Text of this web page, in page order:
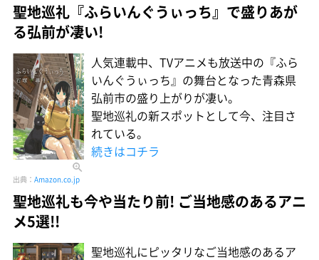
聖地巡礼『ふらいんぐうぃっち』で盛りあが
る弘前が凄い!
出典： Amazon.co.jp
人気連載中、TVアニメも放送中の『ふら
いんぐうぃっち』の舞台となった青森県
弘前市の盛り上がりが凄い。
聖地巡礼の新スポットとして今、注目さ
れている。
続きはコチラ
聖地巡礼も今や当たり前! ご当地感のあるアニ
メ5選!!
聖地巡礼にピッタリなご当地感のあるア